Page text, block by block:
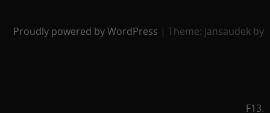
Proudly powered by WordPress | Theme: jansaudek by
F13.